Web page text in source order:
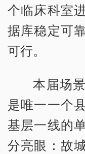
个临床科室
据库稳定可
可行。
本届场
是唯一一个
基层一线的
分亮眼：故